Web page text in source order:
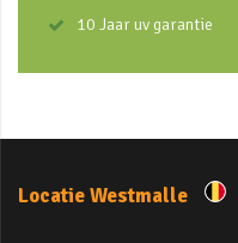
10 Jaar uv garantie
Locatie Westmalle